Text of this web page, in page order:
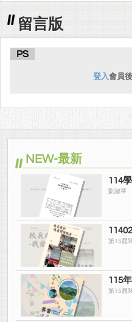
留言版
PS
登入會員
NEW-最新
114
劉淑華
第15屆
115
第15屆